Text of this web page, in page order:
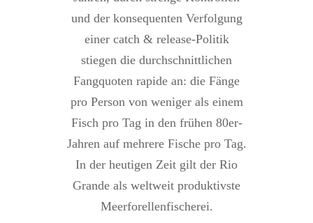
und der konsequenten Verfolgung
einer catch & release-Politik
stiegen die durchschnittlichen
Fangquoten rapide an: die Fänge
pro Person von weniger als einem
Fisch pro Tag in den frühen 80er-
Jahren auf mehrere Fische pro Tag.
In der heutigen Zeit gilt der Rio
Grande als weltweit produktivste
Meerforellenfischerei.